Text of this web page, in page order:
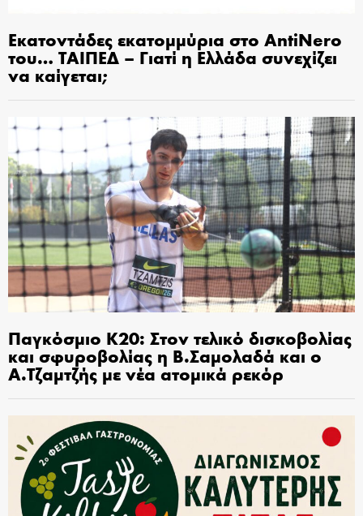
Εκατοντάδες εκατομμύρια στο AntiNero
του… ΤΑΙΠΕΔ – Γιατί η Ελλάδα συνεχίζει
να καίγεται;
Παγκόσμιο Κ20: Στον τελικό δισκοβολίας
και σφυροβολίας η Β.Σαμολαδά και ο
Α.Τζαμτζής με νέα ατομικά ρεκόρ